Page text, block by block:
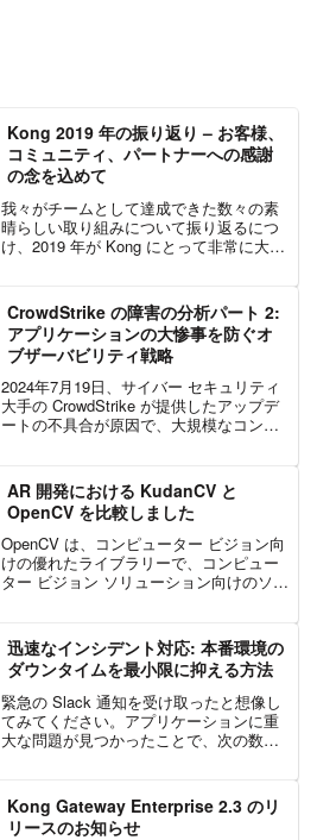
Kong 2019 年の振り返り – お客様、
コミュニティ、パートナーへの感謝
の念を込めて
我々がチームとして達成できた数々の素
晴らしい取り組みについて振り返るにつ
け、2019 年が Kong にとって非常に大き
長し、社員数は 160 人以上に倍増し...
CrowdStrike の障害の分析パート 2:
アプリケーションの大惨事を防ぐオ
ブザーバビリティ戦略
2024年7月19日、サイバー セキュリティ
大手の CrowdStrike が提供したアップデ
ートの不具合が原因で、大規模なコンピ
えたこのインシデントは、ソフ...
AR 開発における KudanCV と
OpenCV を比較しました
OpenCV は、コンピューター ビジョン向
けの優れたライブラリーで、コンピュー
ター ビジョン ソリューション向けのソフ
く質問を受けます。このブログ記事で
は...
迅速なインシデント対応: 本番環境の
ダウンタイムを最小限に抑える方法
緊急の Slack 通知を受け取ったと想像し
てみてください。アプリケーションに重
大な問題が見つかったことで、次の数時
アプリの成功にとって重要です。アプリ
から必要なものを効...
Kong Gateway Enterprise 2.3 のリ
リースのお知らせ